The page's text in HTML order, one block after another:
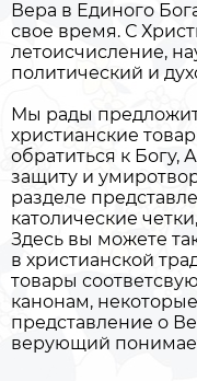
Вера в Единого
свое время. С
летоисчисление,
политический и
Мы рады
христианские
обратиться к Богу,
защиту и
разделе
католические
Здесь вы можете
в христианской
товары
канонам,
представление о
верующий